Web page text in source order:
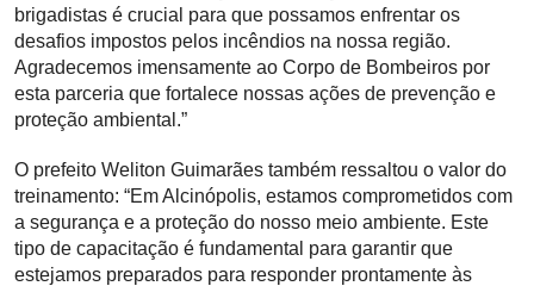
brigadistas é crucial para que possamos enfrentar os
desafios impostos pelos incêndios na nossa região.
Agradecemos imensamente ao Corpo de Bombeiros por
esta parceria que fortalece nossas ações de prevenção e
proteção ambiental.”
O prefeito Weliton Guimarães também ressaltou o valor do
treinamento: “Em Alcinópolis, estamos comprometidos com
a segurança e a proteção do nosso meio ambiente. Este
tipo de capacitação é fundamental para garantir que
estejamos preparados para responder prontamente às